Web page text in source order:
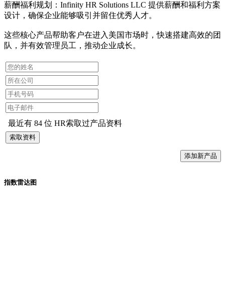
薪酬福利规划：Infinity HR Solutions LLC 提供薪酬和福利方案
设计，确保企业能够吸引并留住优秀人才。
这些核心产品帮助客户在进入美国市场时，快速搭建高效的团
队，并有效管理员工，推动企业成长。
最近有 84 位 HR索取过产品资料
索取资料
添加新产品
指数雷达图